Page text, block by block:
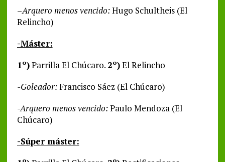
–Arquero menos vencido:Hugo Schultheis (El
Relincho)
-Máster:
1º)Parrilla El Chúcaro. 2º)El Relincho
-Goleador:Francisco Sáez (El Chúcaro)
-Arquero menos vencido:Paulo Mendoza (El
Chúcaro)
-Súper máster: